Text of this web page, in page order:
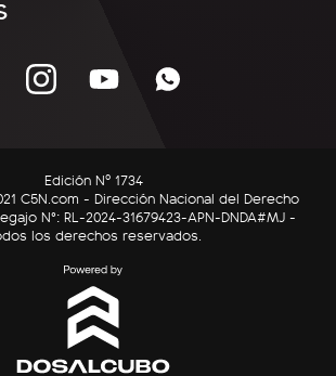
Edición Nº 1734
C5N.com - Dirección Nacional del Derecho
N°: RL-2024-31679423-APN-DNDA#MJ -
los derechos reservados.